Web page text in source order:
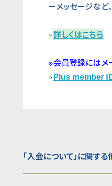
ーメッセージなど
»詳しくはこちら
※会員登録にはメ
»Plus member
「入会について」に関す